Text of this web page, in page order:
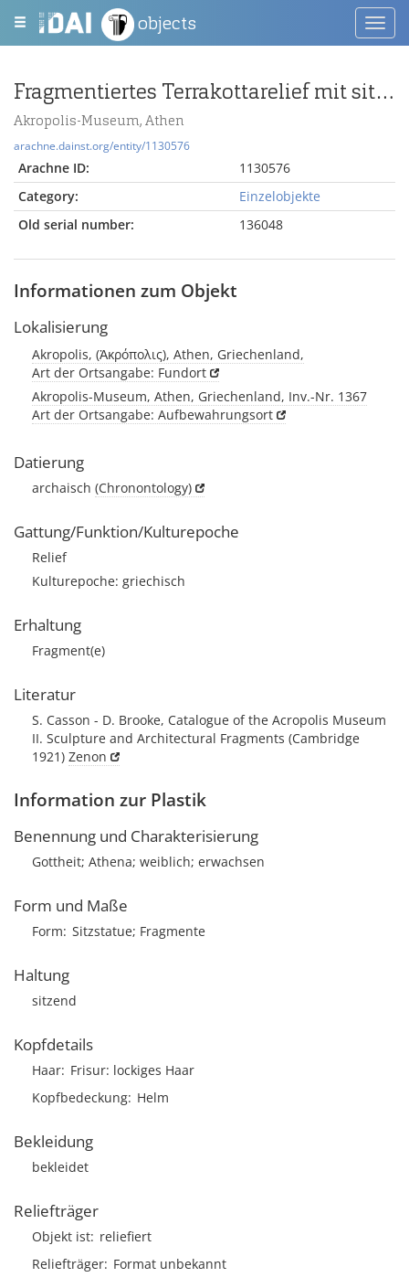
objects
Fragmentiertes Terrakottarelief mit sitzender Athena Promachos
Akropolis-Museum, Athen
arachne.dainst.org/entity/1130576
Arachne ID:
1130576
Category:
Einzelobjekte
Old serial number:
136048
Informationen zum Objekt
Lokalisierung
Akropolis, (Ἀκρόπολις), Athen, Griechenland,
Art der Ortsangabe: Fundort
Akropolis-Museum, Athen, Griechenland, Inv.-Nr. 1367
Art der Ortsangabe: Aufbewahrungsort
Datierung
archaisch (Chronontology)
Gattung/Funktion/Kulturepoche
Relief
Kulturepoche: griechisch
Erhaltung
Fragment(e)
Literatur
S. Casson - D. Brooke, Catalogue of the Acropolis Museum
II. Sculpture and Architectural Fragments (Cambridge
1921) Zenon
Information zur Plastik
Benennung und Charakterisierung
Gottheit; Athena; weiblich; erwachsen
Form und Maße
Form Sitzstatue; Fragmente
Haltung
sitzend
Kopfdetails
Haar Frisur lockiges Haar
Kopfbedeckung Helm
Bekleidung
bekleidet
Reliefträger
Objekt ist reliefiert
Reliefträger Format unbekannt